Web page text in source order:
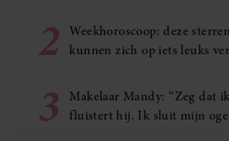
2
Weekhoroscoop: deze
kunnen zich op iets leuks
3
Makelaar Mandy: ‘‘Zeg dat
fluistert hij. Ik sluit mijn